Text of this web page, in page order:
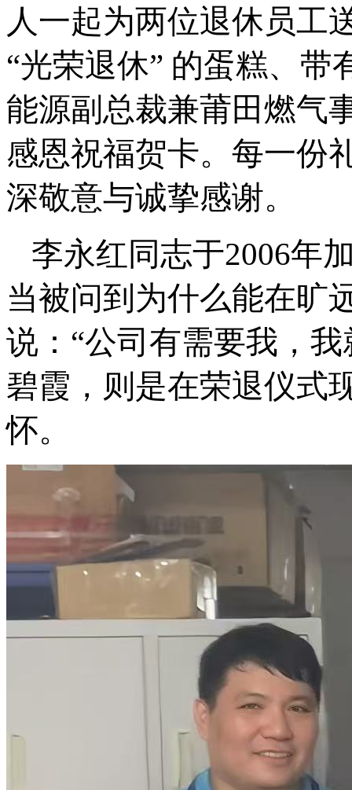
人一起为两位退休员工
“光荣退休” 的蛋糕、带
能源副总裁兼莆田燃气
感恩祝福贺卡。每一份
深敬意与诚挚感谢。
李永红同志于2006年
当被问到为什么能在旷
说：“公司有需要我，
碧霞，则是在荣退仪式
怀。